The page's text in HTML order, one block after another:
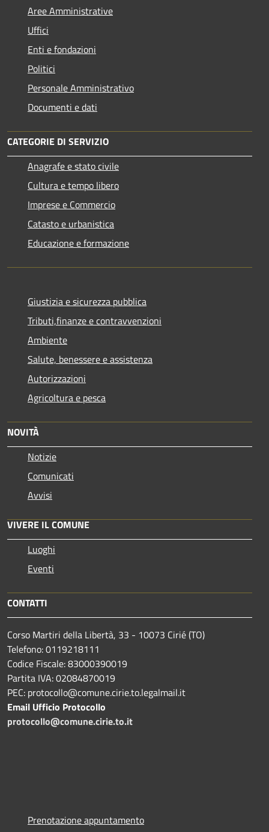
Aree Amministrative
Uffici
Enti e fondazioni
Politici
Personale Amministrativo
Documenti e dati
CATEGORIE DI SERVIZIO
Anagrafe e stato civile
Cultura e tempo libero
Imprese e Commercio
Catasto e urbanistica
Educazione e formazione
Giustizia e sicurezza pubblica
Tributi,finanze e contravvenzioni
Ambiente
Salute, benessere e assistenza
Autorizzazioni
Agricoltura e pesca
NOVITÀ
Notizie
Comunicati
Avvisi
VIVERE IL COMUNE
Luoghi
Eventi
CONTATTI
Corso Martiri della Libertà, 33 - 10073 Cirié (TO)
Telefono: 0119218111
Codice Fiscale: 83000390019
Partita IVA: 02084870019
PEC: protocollo@comune.cirie.to.legalmail.it
Email Ufficio Protocollo
protocollo@comune.cirie.to.it
Prenotazione appuntamento